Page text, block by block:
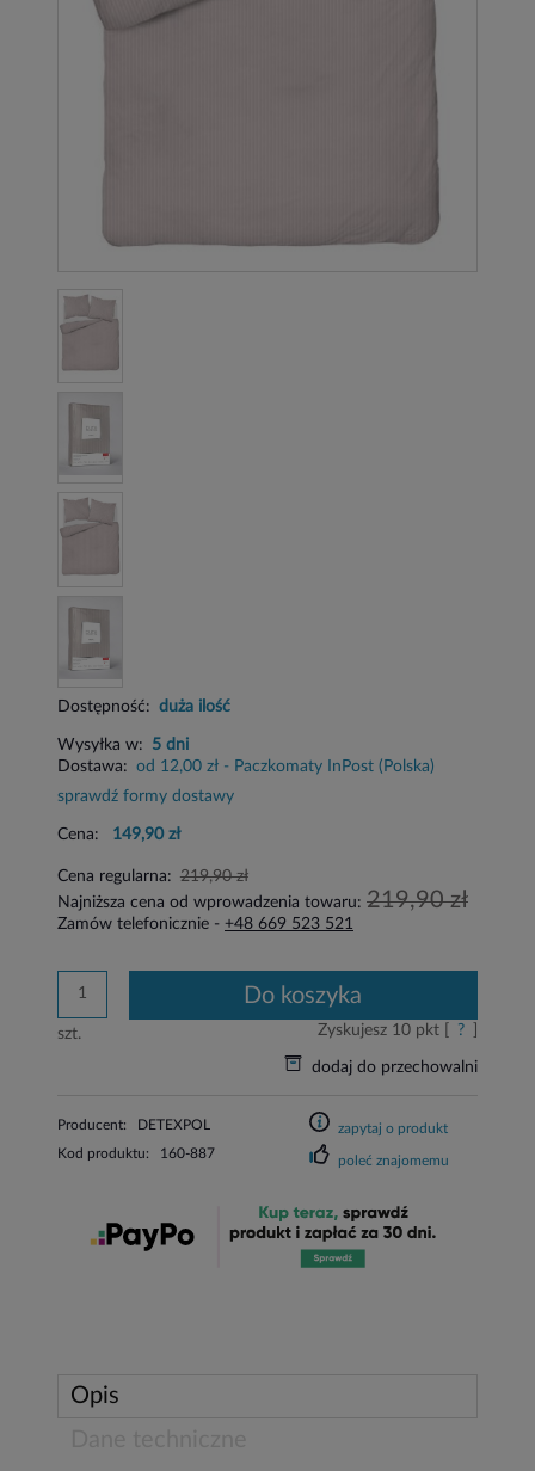
Dostępność: duża ilość
Wysyłka w:
5 dni
Dostawa: od 12,00 zł - Paczkomaty InPost (Polska)
sprawdź formy dostawy
Cena: 149,90 zł
Cena regularna: 219,90 zł
Najniższa cena od wprowadzenia towaru: 219,90 zł
Zamów telefonicznie - +48 669 523 521
szt.
do koszyka
Zyskujesz 10pkt [ ?
dodaj do przechowalni
Producent:
DETEXPOL
Kod produktu:
160-887
zapytaj o produkt
poleć znajomemu
Opis